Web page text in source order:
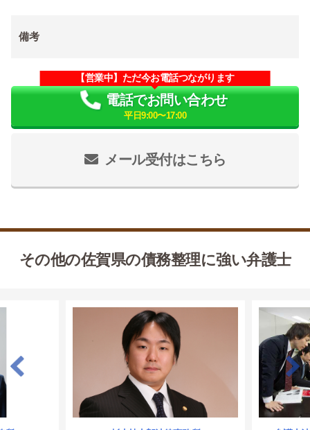
備考
メール受付はこちら
【営業中】ただ今お電話つながります
電話でお問い合わせ
平日9:00〜17:00
その他の佐賀県の債務整理に強い弁護士